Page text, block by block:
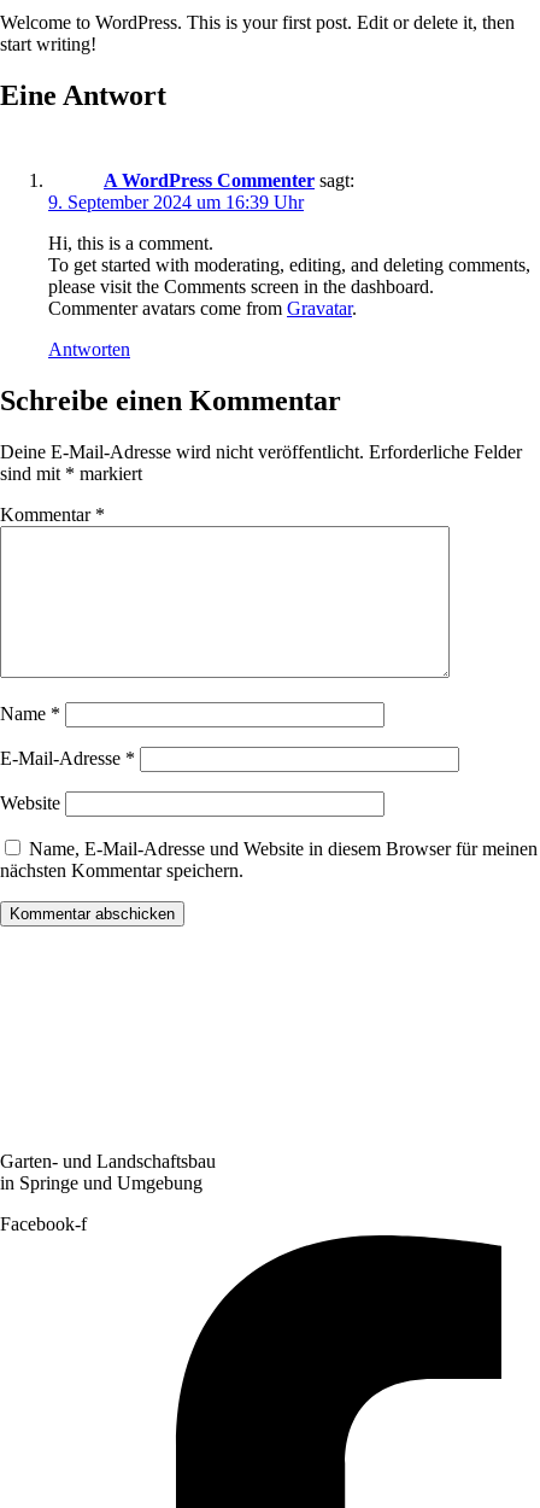
Welcome to WordPress. This is your first post. Edit or delete it, then
start writing!
Eine Antwort
A WordPress Commenter sagt:
9. September 2024 um 16:39 Uhr
Hi, this is a comment.
To get started with moderating, editing, and deleting comments,
please visit the Comments screen in the dashboard.
Commenter avatars come from Gravatar.
Antworten
Schreibe einen Kommentar
Deine E-Mail-Adresse wird nicht veröffentlicht. Erforderliche Felder
sind mit * markiert
Kommentar *
Name *
E-Mail-Adresse *
Website
Name, E-Mail-Adresse und Website in diesem Browser für meinen
nächsten Kommentar speichern.
Garten- und Landschaftsbau
in Springe und Umgebung
Facebook-f